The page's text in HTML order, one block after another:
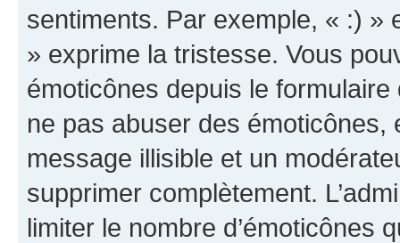
sentiments. Par exemple, « :) »
» exprime la tristesse. Vous
émoticônes depuis le
ne pas abuser des
message illisible et un
supprimer complètement.
limiter le nombre d’émoticônes